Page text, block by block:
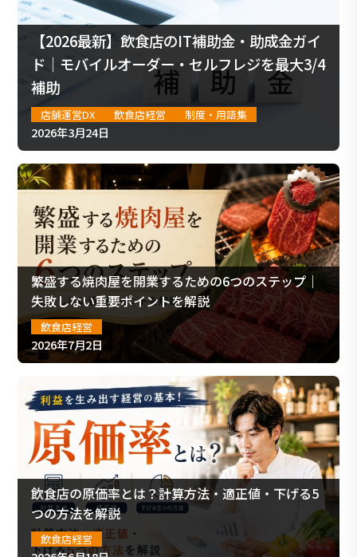
【2026最新】飲食店のIT補助金・助成金ガイ
ド｜モバイルオーダー・セルフレジを最大3/4
補助
店舗運営DX 飲食店経営 制度・用語集
2026年3月24日
繁盛する焼肉屋を開業するための6つのステップ｜
失敗しない重要ポイントを解説
飲食店経営
2026年7月2日
飲食店の原価率とは？計算方法・適正値・下げる5
つの方法を解説
飲食店経営